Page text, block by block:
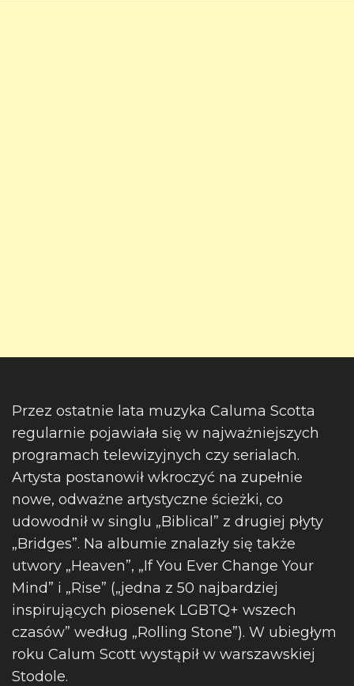
Przez ostatnie lata muzyka Caluma Scotta
regularnie pojawiała się w najważniejszych
programach telewizyjnych czy serialach.
Artysta postanowił wkroczyć na zupełnie
nowe, odważne artystyczne ścieżki, co
udowodnił w singlu „Biblical” z drugiej płyty
„Bridges”. Na albumie znalazły się także
utwory „Heaven”, „If You Ever Change Your
Mind” i „Rise” („jedna z 50 najbardziej
inspirujących piosenek LGBTQ+ wszech
czasów” według „Rolling Stone”). W ubiegłym
roku Calum Scott wystąpił w warszawskiej
Stodole.